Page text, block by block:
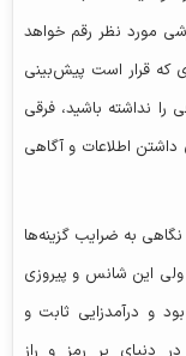
مورد نظر رقم خواهد
که قرار است پیش‌بینی
را نداشته باشید، فرقی
داشتن اطلاعات و آگاهی
به ضرایب گزینه‌ها
ولی این شانس و پیروزی
و درآمدزایی ثابت و
دنیای پر رمز و راز